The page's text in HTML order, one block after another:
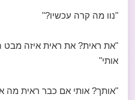
"נוו מה קרה עכשיו?"
"את ראית? את ראית איזה מבט
אותי"
"אותך? אותי אם כבר ראית מה